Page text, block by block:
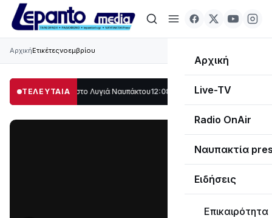
Αρχική
Live-TV
Radio OnAir
Ναυπακτία
Ειδήσεις
Επικαιρότητα
ΑρχικήΕτικέτεςνοεμβρίου
ΤΕΛΕΥΤΑΙΑ
μέρος στο Λυγιά Ναυπάκτου12:08 Σε τροχιά υλοποίησης η Παράκαμψη